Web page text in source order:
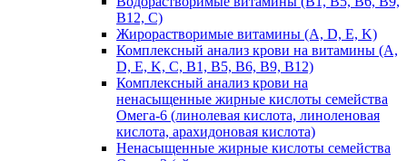
В12, С)
Жирорастворимые витамины (A, D, E, K)
Комплексный анализ крови на витамины (A,
D, E, K, C, B1, B5, B6, В9, B12)
Комплексный анализ крови на
ненасыщенные жирные кислоты семейства
Омега-6 (линолевая кислота, линоленовая
кислота, арахидоновая кислота)
Ненасыщенные жирные кислоты семейства